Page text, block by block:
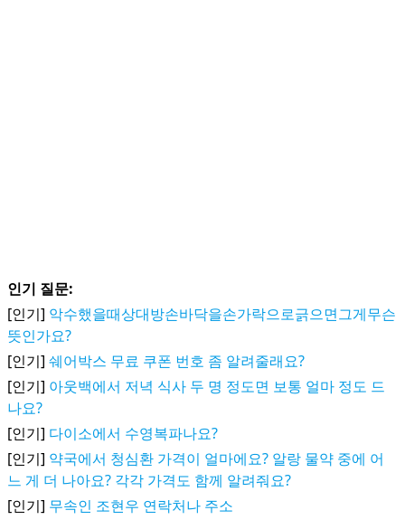
인기 질문:
[인기] 악수했을때상대방손바닥을손가락으로긁으면그게무슨
뜻인가요?
[인기] 쉐어박스 무료 쿠폰 번호 좀 알려줄래요?
[인기] 아웃백에서 저녁 식사 두 명 정도면 보통 얼마 정도 드
나요?
[인기] 다이소에서 수영복파나요?
[인기] 약국에서 청심환 가격이 얼마에요? 알랑 물약 중에 어
느 게 더 나아요? 각각 가격도 함께 알려줘요?
[인기] 무속인 조현우 연락처나 주소